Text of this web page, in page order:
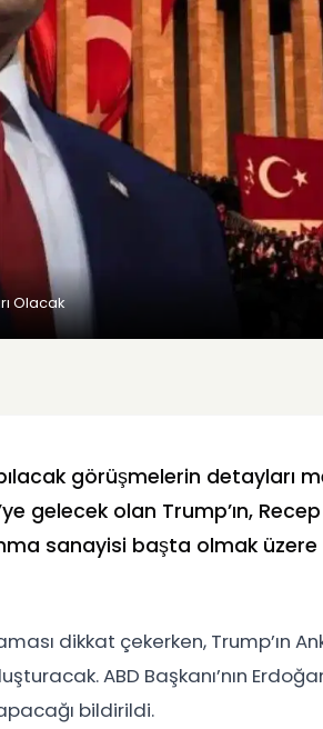
Olacak
görüşmelerin detayları
gelecek olan Trump’ın,
sanayisi başta olmak üzere
dikkat çekerken, Trump’ın
ABD Başkanı’nın
bildirildi.